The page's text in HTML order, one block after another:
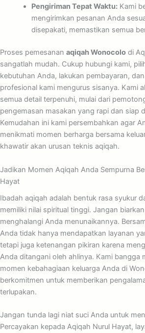
Pengiriman Tepat Waktu:Kami
mengirimkan pesanan Anda
disepakati, memastikan semua
Proses pemesanan aqiqah Wonocolo di
sangatlah mudah. Cukup hubungi kami,
kebutuhan Anda, lakukan pembayaran,
profesional kami mengurus sisanya. Kami
semua detail terpenuhi, mulai dari
pengemasan masakan yang rapi dan siap
Kemudahan ini kami persembahkan agar
menikmati momen berharga bersama
khawatir akan urusan teknis aqiqah.
Jadikan Momen Aqiqah Anda Sempurna
Hayat
Ibadah aqiqah adalah bentuk rasa syukur
memiliki nilai spiritual tinggi. Jangan
menghalangi Anda menunaikannya.
Anda tidak hanya mendapatkan layanan
tetapi juga ketenangan pikiran karena
Anda ditangani oleh ahlinya. Kami bangga
momen kebahagiaan keluarga Anda di
berkomitmen untuk memberikan
terlupakan.
Jangan tunda lagi niat suci Anda untuk
Percayakan kepada Aqiqah Nurul Hayat,